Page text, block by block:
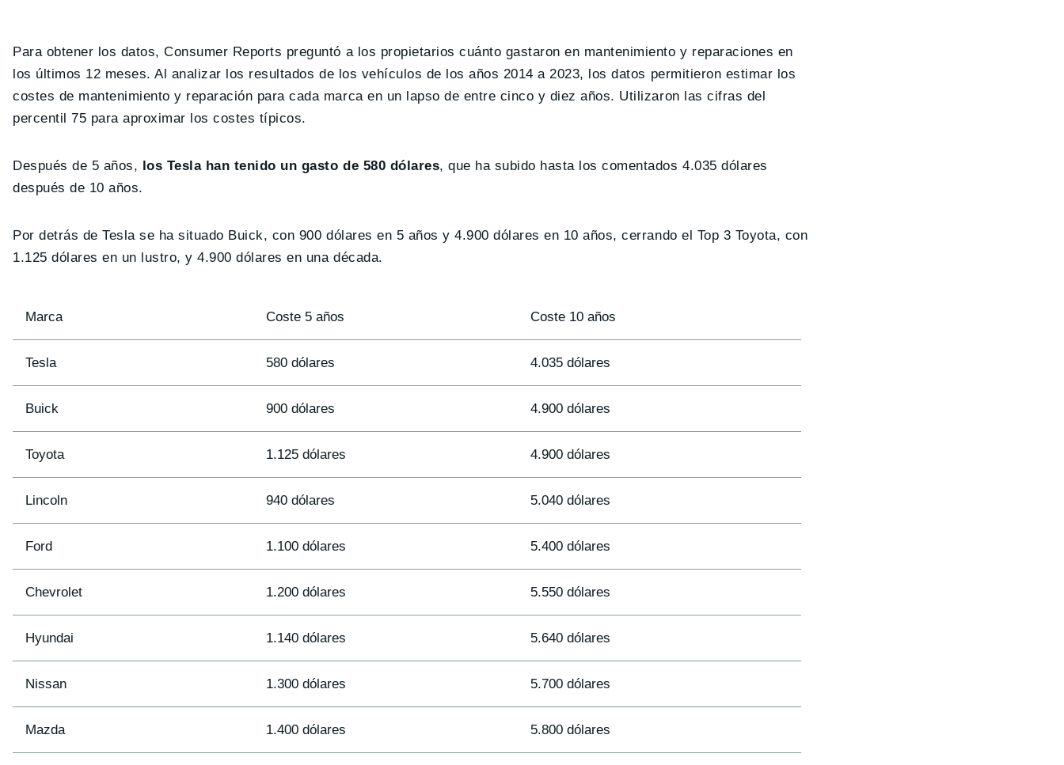
Para obtener los datos, Consumer Reports preguntó a los propietarios cuánto gastaron en mantenimiento y reparaciones en
los últimos 12 meses. Al analizar los resultados de los vehículos de los años 2014 a 2023, los datos permitieron estimar los
costes de mantenimiento y reparación para cada marca en un lapso de entre cinco y diez años. Utilizaron las cifras del
percentil 75 para aproximar los costes típicos.
Después de 5 años, los Tesla han tenido un gasto de 580 dólares, que ha subido hasta los comentados 4.035 dólares
después de 10 años.
Por detrás de Tesla se ha situado Buick, con 900 dólares en 5 años y 4.900 dólares en 10 años, cerrando el Top 3 Toyota, con
1.125 dólares en un lustro, y 4.900 dólares en una década.
Marca Coste 5 años Coste 10 años
Tesla 580 dólares 4.035 dólares
Buick 900 dólares 4.900 dólares
Toyota 1.125 dólares 4.900 dólares
Lincoln 940 dólares 5.040 dólares
Ford 1.100 dólares 5.400 dólares
Chevrolet 1.200 dólares 5.550 dólares
Hyundai 1.140 dólares 5.640 dólares
Nissan 1.300 dólares 5.700 dólares
Mazda 1.400 dólares 5.800 dólares